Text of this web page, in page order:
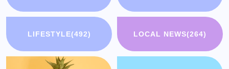
LIFESTYLE(492) LOCAL NEWS(264)